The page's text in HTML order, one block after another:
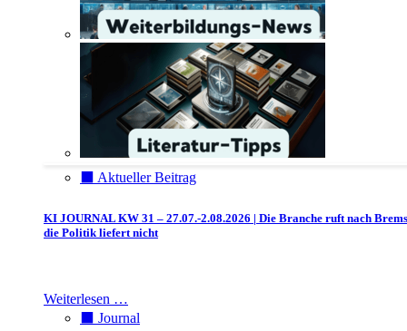
⬛️ Aktueller Beitrag
KI JOURNAL KW 31 – 27.07.-2.08.2026 | Die Branche ruft nach
die Politik liefert nicht
Weiterlesen …
⬛️ Journal